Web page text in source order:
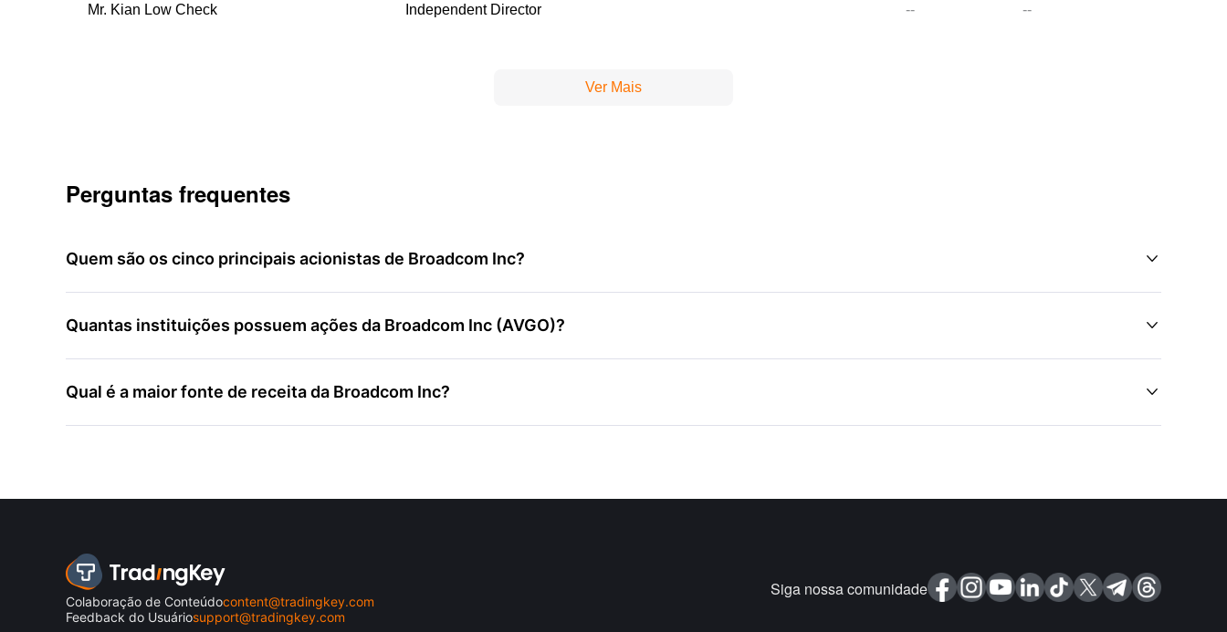
Mr. Kian Low Check Independent Director -- --
Ver Mais
Perguntas frequentes
Quem são os cinco principais acionistas de Broadcom Inc? 
Quantas instituições possuem ações da Broadcom Inc (AVGO)? 
Qual é a maior fonte de receita da Broadcom Inc? 
Colaboração de Conteúdocontent@tradingkey.com
Feedback do Usuáriosupport@tradingkey.com
Siga nossa comunidade